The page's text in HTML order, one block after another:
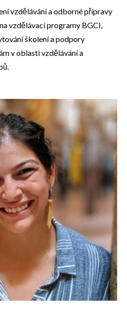
vzdělávání a odborné přípravy
vzdělávací programy BGCI,
školení a podpory
v oblasti vzdělávání a